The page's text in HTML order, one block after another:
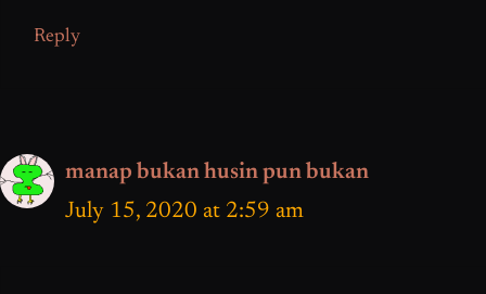
Reply
manap bukan husin pun bukan
July 15, 2020 at 2:59 am